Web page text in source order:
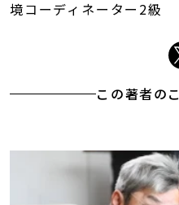
境コーディネーター2級
この著者の